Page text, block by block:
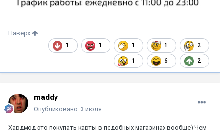
1 1 1 1 2
1 6 2
Наверх
maddy
Опубликовано: 3 июля
Хардмод это покупать карты в подобных магазинах вообще) Чем